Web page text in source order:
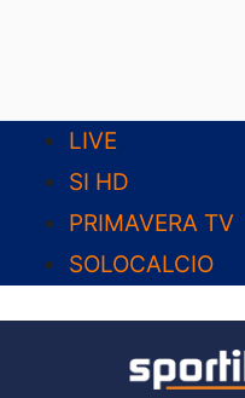
contenuto
LIVE
SI HD
PRIMAVERA TV
SOLOCALCIO